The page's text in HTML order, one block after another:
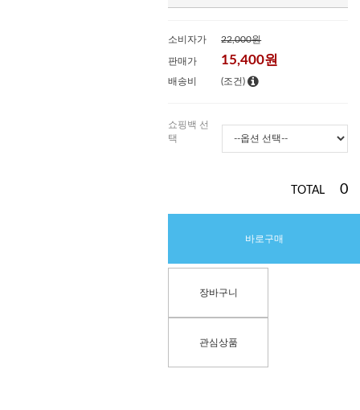
소비자가 22,000원
판매가 15,400원
배송비 (조건)
쇼핑백 선
택
TOTAL 0
바로구매
장바구니
관심상품